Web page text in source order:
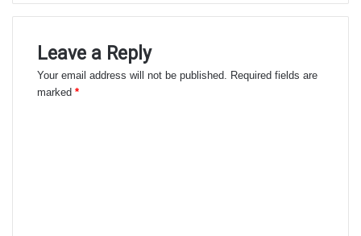
Leave a Reply
Your email address will not be published. Required fields are
marked *